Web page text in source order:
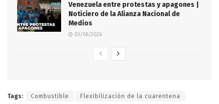
Venezuela entre protestas y apagones |
Noticiero de la Alianza Nacional de
Medios
03/08/2026
Tags: Combustible Flexibilización de la cuarentena